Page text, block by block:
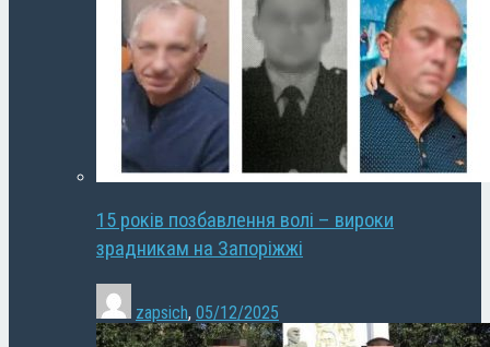
15 років позбавлення волі – вироки
зрадникам на Запоріжжі
zapsich, 05/12/2025